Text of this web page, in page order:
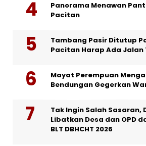
Panorama Menawan
Pacitan
Tambang Pasir Ditutup
Pacitan Harap Ada Jalan
Mayat Perempuan
Bendungan Gegerkan
Tak Ingin Salah Sasaran,
Libatkan Desa dan OPD
BLT DBHCHT 2026